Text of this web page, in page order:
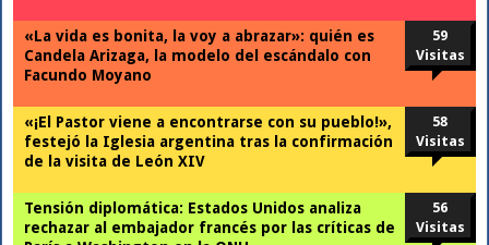
«La vida es bonita, la voy a abrazar»: quién es
Candela Arizaga, la modelo del escándalo con
Facundo Moyano
59
Visitas
«¡El Pastor viene a encontrarse con su pueblo!»,
festejó la Iglesia argentina tras la confirmación
de la visita de León XIV
58
Visitas
Tensión diplomática: Estados Unidos analiza
rechazar al embajador francés por las críticas de
56
Visitas